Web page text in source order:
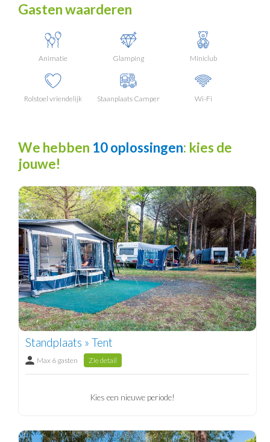
Gasten waarderen
Animatie Glamping Miniclub
Rolstoel vriendelijk Staanplaats Camper Wi-Fi
We hebben 10 oplossingen: kies de
jouwe!
Standplaats » Tent
Max 6 gasten Zie detail
Kies een nieuwe periode!